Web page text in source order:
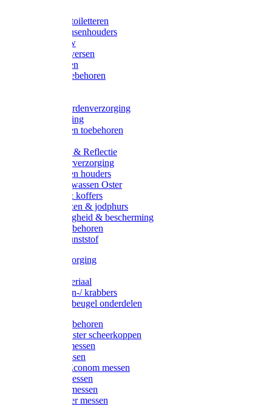
Poetsen & toiletteren
Zadel-/Trensenhouders
Halstertouw
Halsters diversen
Hoofdstellen
Zadel & toebehoren
Rapide paardenverzorging
Ruiter kleding
Hoofdstellen toebehoren
Verlichting & Reflectie
Rapide leerverzorging
Likstenen en houders
Poetsen & wassen Oster
Poetssets & koffers
Ruiter laarzen & jodphurs
Ruiter veiligheid & bescherming
Ruiter - toebehoren
Voerbak kunststof
Klauwverzorging
Injectiemateriaal
Hoefmessen-/ krabbers
Hoefbekapbeugel onderdelen
Messen toebehoren
Moser & Oster scheerkoppen
Hauptner messen
Liscop messen
Aesculap/Econom messen
Heiniger messen
Constanta messen
FarmClipper messen